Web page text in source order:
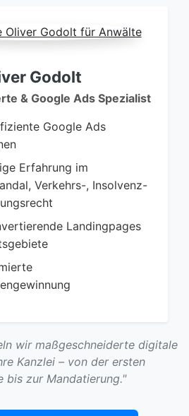
Godolt
& Google Ads Spezialist
Google Ads
Erfahrung im
Verkehrs-, Insolvenz-
Landingpages
wir maßgeschneiderte digitale
Kanzlei – von der ersten
bis zur Mandatierung."